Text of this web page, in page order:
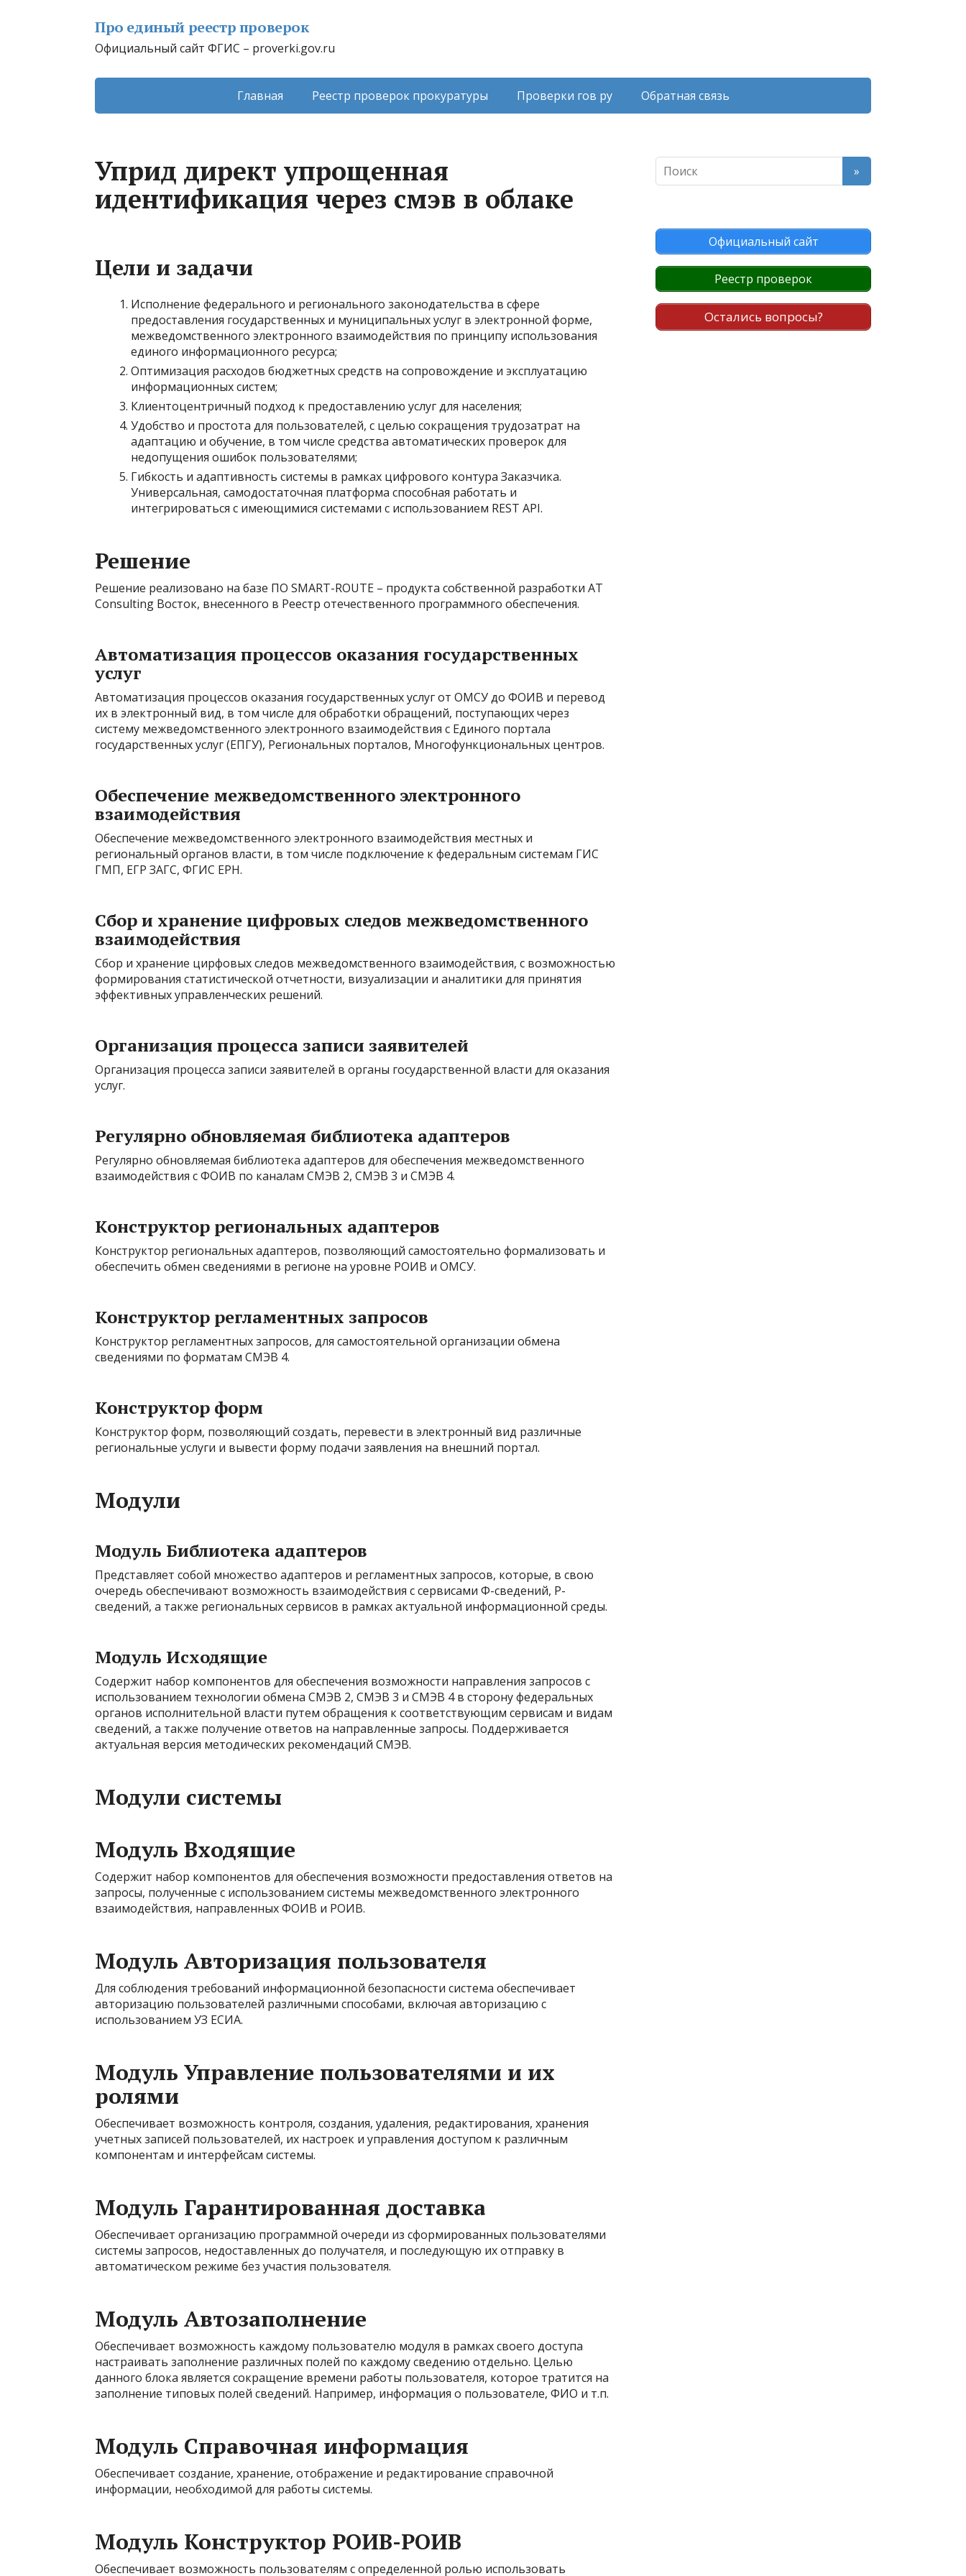
Про единый реестр проверок
Официальный сайт ФГИС – proverki.gov.ru
Главная Реестр проверок прокуратуры Проверки гов ру Обратная связь
Уприд директ упрощенная
идентификация через смэв в облаке
Цели и задачи
Исполнение федерального и регионального законодательства в сфере
предоставления государственных и муниципальных услуг в электронной форме,
межведомственного электронного взаимодействия по принципу использования
единого информационного ресурса;
Оптимизация расходов бюджетных средств на сопровождение и эксплуатацию
информационных систем;
Клиентоцентричный подход к предоставлению услуг для населения;
Удобство и простота для пользователей, с целью сокращения трудозатрат на
адаптацию и обучение, в том числе средства автоматических проверок для
недопущения ошибок пользователями;
Гибкость и адаптивность системы в рамках цифрового контура Заказчика.
Универсальная, самодостаточная платформа способная работать и
интегрироваться с имеющимися системами с использованием REST API.
Решение
Решение реализовано на базе ПО SMART-ROUTE – продукта собственной разработки AT
Consulting Восток, внесенного в Реестр отечественного программного обеспечения.
Автоматизация процессов оказания государственных
услуг
Автоматизация процессов оказания государственных услуг от ОМСУ до ФОИВ и перевод
их в электронный вид, в том числе для обработки обращений, поступающих через
систему межведомственного электронного взаимодействия с Единого портала
государственных услуг (ЕПГУ), Региональных порталов, Многофункциональных центров.
Обеспечение межведомственного электронного
взаимодействия
Обеспечение межведомственного электронного взаимодействия местных и
региональный органов власти, в том числе подключение к федеральным системам ГИС
ГМП, ЕГР ЗАГС, ФГИС ЕРН.
Сбор и хранение цифровых следов межведомственного
взаимодействия
Сбор и хранение цирфовых следов межведомственного взаимодействия, с возможностью
формирования статистической отчетности, визуализации и аналитики для принятия
эффективных управленческих решений.
Организация процесса записи заявителей
Организация процесса записи заявителей в органы государственной власти для оказания
услуг.
Регулярно обновляемая библиотека адаптеров
Регулярно обновляемая библиотека адаптеров для обеспечения межведомственного
взаимодействия с ФОИВ по каналам СМЭВ 2, СМЭВ 3 и СМЭВ 4.
Конструктор региональных адаптеров
Конструктор региональных адаптеров, позволяющий самостоятельно формализовать и
обеспечить обмен сведениями в регионе на уровне РОИВ и ОМСУ.
Конструктор регламентных запросов
Конструктор регламентных запросов, для самостоятельной организации обмена
сведениями по форматам СМЭВ 4.
Конструктор форм
Конструктор форм, позволяющий создать, перевести в электронный вид различные
региональные услуги и вывести форму подачи заявления на внешний портал.
Модули
Модуль Библиотека адаптеров
Представляет собой множество адаптеров и регламентных запросов, которые, в свою
очередь обеспечивают возможность взаимодействия с сервисами Ф-сведений, Р-
сведений, а также региональных сервисов в рамках актуальной информационной среды.
Модуль Исходящие
Содержит набор компонентов для обеспечения возможности направления запросов с
использованием технологии обмена СМЭВ 2, СМЭВ 3 и СМЭВ 4 в сторону федеральных
органов исполнительной власти путем обращения к соответствующим сервисам и видам
сведений, а также получение ответов на направленные запросы. Поддерживается
актуальная версия методических рекомендаций СМЭВ.
Модули системы
Модуль Входящие
Содержит набор компонентов для обеспечения возможности предоставления ответов на
запросы, полученные с использованием системы межведомственного электронного
взаимодействия, направленных ФОИВ и РОИВ.
Модуль Авторизация пользователя
Для соблюдения требований информационной безопасности система обеспечивает
авторизацию пользователей различными способами, включая авторизацию с
использованием УЗ ЕСИА.
Модуль Управление пользователями и их
ролями
Обеспечивает возможность контроля, создания, удаления, редактирования, хранения
учетных записей пользователей, их настроек и управления доступом к различным
компонентам и интерфейсам системы.
Модуль Гарантированная доставка
Обеспечивает организацию программной очереди из сформированных пользователями
системы запросов, недоставленных до получателя, и последующую их отправку в
автоматическом режиме без участия пользователя.
Модуль Автозаполнение
Обеспечивает возможность каждому пользователю модуля в рамках своего доступа
настраивать заполнение различных полей по каждому сведению отдельно. Целью
данного блока является сокращение времени работы пользователя, которое тратится на
заполнение типовых полей сведений. Например, информация о пользователе, ФИО и т.п.
Модуль Справочная информация
Обеспечивает создание, хранение, отображение и редактирование справочной
информации, необходимой для работы системы.
Модуль Конструктор РОИВ-РОИВ
Обеспечивает возможность пользователям с определенной ролью использовать
Официальный сайт
Реестр проверок
Остались вопросы?